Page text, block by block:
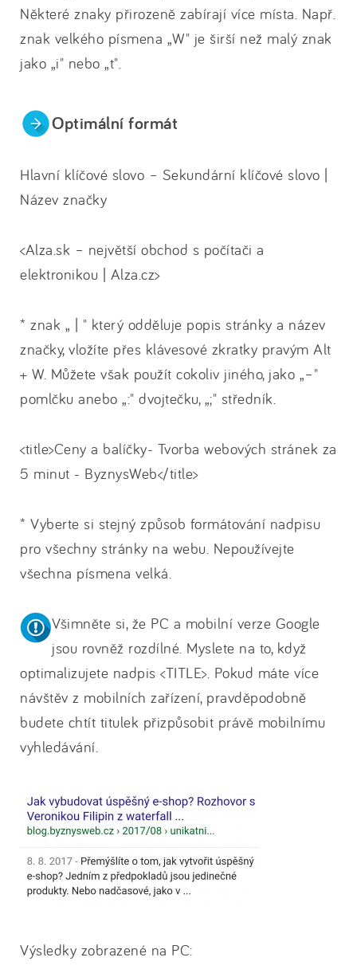
Některé znaky přirozeně zabírají více místa. Např.
znak velkého písmena „W" je širší než malý znak
jako „i" nebo „t".
Optimální formát
Hlavní klíčové slovo – Sekundární klíčové slovo |
Název značky
<Alza.sk – největší obchod s počítači a
elektronikou | Alza.cz>
* znak „ | " který odděluje popis stránky a název
značky, vložíte přes klávesové zkratky pravým Alt
+ W. Můžete však použít cokoliv jiného, jako „–"
pomlčku anebo „:" dvojtečku, „;" středník.
<title>Ceny a balíčky- Tvorba webových stránek za
5 minut - ByznysWeb</title>
* Vyberte si stejný způsob formátování nadpisu
pro všechny stránky na webu. Nepoužívejte
všechna písmena velká.
Všimněte si, že PC a mobilní verze Google
jsou rovněž rozdílné. Myslete na to, když
optimalizujete nadpis <TITLE>. Pokud máte více
návštěv z mobilních zařízení, pravděpodobně
budete chtít titulek přizpůsobit právě mobilnímu
vyhledávání.
Výsledky zobrazené na PC: